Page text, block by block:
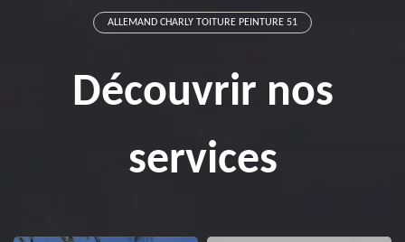
ALLEMAND CHARLY TOITURE PEINTURE 51
Découvrir nos
services